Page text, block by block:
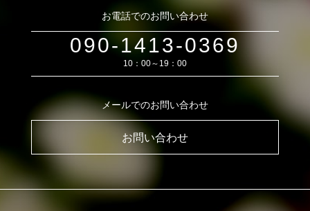
お電話でのお問い合わせ
090-1413-0369
10：00～19：00
メールでのお問い合わせ
お問い合わせ